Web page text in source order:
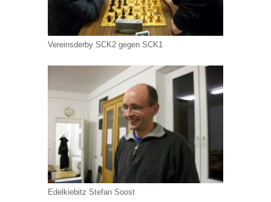
Vereinsderby SCK2 gegen SCK1
Edelkiebitz Stefan Soost